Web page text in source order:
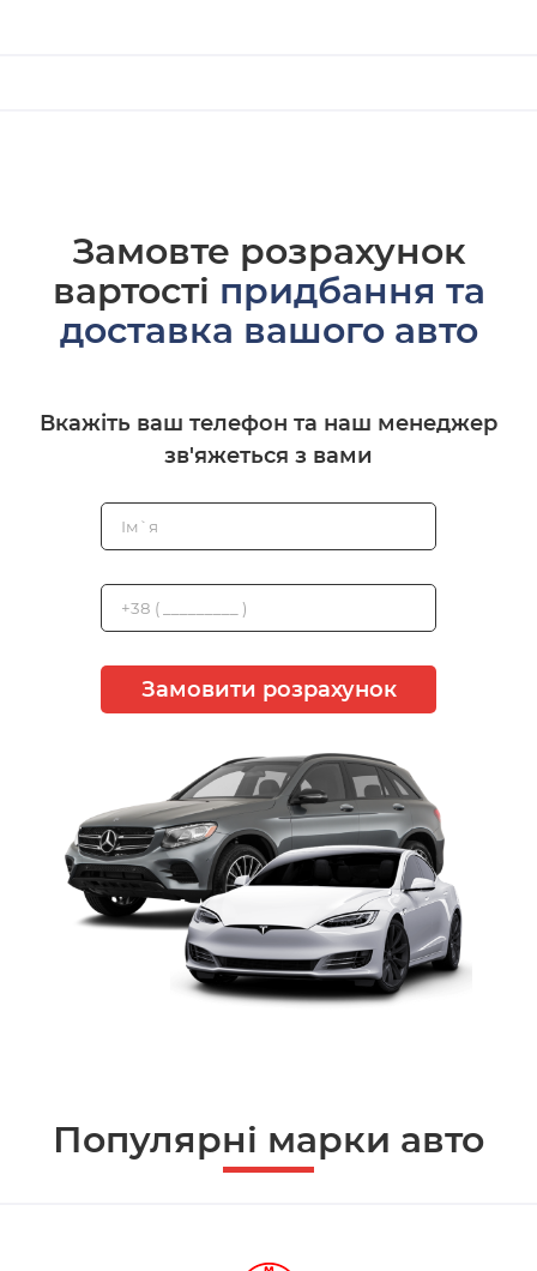
Замовте розрахунок
вартості придбання та
доставка вашого авто
Вкажіть ваш телефон та наш менеджер
зв'яжеться з вами
Замовити розрахунок
Популярні марки авто